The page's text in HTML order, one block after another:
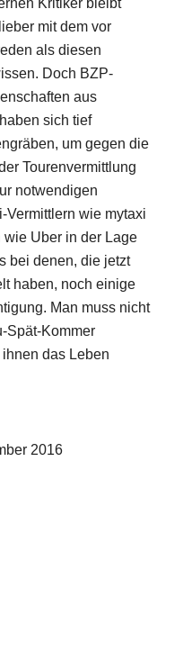
Kritiker bleibt
mit dem vor
als diesen
Doch BZP-
aus
sich tief
um gegen die
Tourenvermittlung
notwendigen
Vermittlern wie mytaxi
wie Uber in der Lage
bei denen, die jetzt
haben, noch einige
Man muss nicht
Spät-Kommer
das Leben
2016